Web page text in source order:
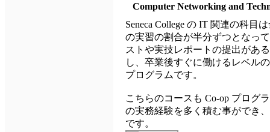
Computer Networking and
Seneca College の IT 関連の科目
の実習の割合が半分ずつとなっ
ストや実技レポートの提出があ
し、卒業後すぐに働けるレベル
プログラムです。
こちらのコースも Co-op プログ
の実務経験を多く積む事ができ
です。